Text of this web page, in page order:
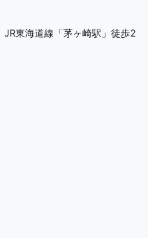
東海道線「茅ヶ崎駅」徒歩2